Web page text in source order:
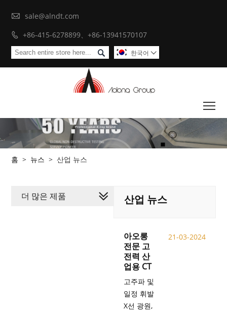
 sale@alndt.com
 +86-415-6278899、+86-13941570107
 한국어 
홈 > 뉴스 > 산업 뉴스
산업 뉴스
아오롱
전문 고
전력 산
업용 CT
고주파 및
일정 휘발
X선 광원,
21-03-2024
더 많은 제품